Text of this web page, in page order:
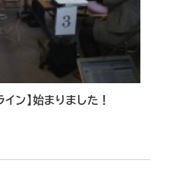
ン】始まりました！